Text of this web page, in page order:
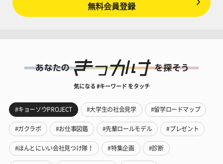
無料会員登録
気になる #キーワード をタッチ
#キョーソウPROJECT #大学生の社会見学 #留学ロードマップ
#ガクラボ #お仕事図鑑 #先輩ロールモデル #プレゼント
#ほんとにいい会社見つけ隊！ #特集企画 #診断